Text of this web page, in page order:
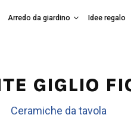
Arredo da giardino Idee regalo
GIGLIO
Ceramiche da tavola